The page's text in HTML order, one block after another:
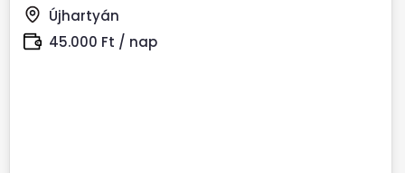
Újhartyán
45.000 Ft / nap